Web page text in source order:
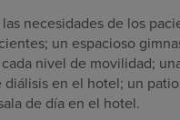
necesidades de los
un espacioso
nivel de movilidad;
en el hotel; un
de día en el hotel.